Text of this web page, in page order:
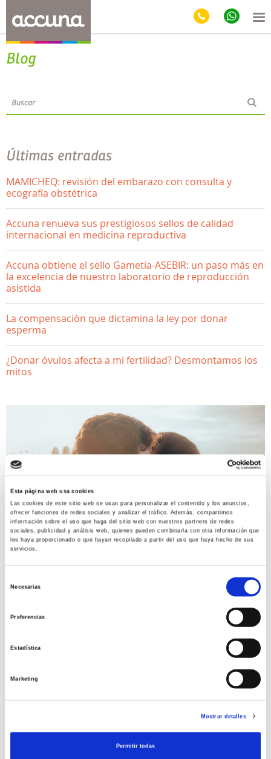
Esta página web usa cookies
Las cookies de este sitio web se usan para personalizar el contenido y los anuncios,
ofrecer funciones de redes sociales y analizar el tráfico. Además, compartimos
información sobre el uso que haga del sitio web con nuestros partners de redes
sociales, publicidad y análisis web, quienes pueden combinarla con otra información que
les haya proporcionado o que hayan recopilado a partir del uso que haya hecho de sus
servicios.
Necesarias
Preferencias
Estadística
Marketing
Mostrar detalles
Permitir todas
Blog
Últimas entradas
MAMICHEQ: revisión del embarazo con consulta y
ecografía obstétrica
Accuna renueva sus prestigiosos sellos de calidad
internacional en medicina reproductiva
Accuna obtiene el sello Gametia-ASEBIR: un paso más en
la excelencia de nuestro laboratorio de reproducción
asistida
La compensación que dictamina la ley por donar
esperma
¿Donar óvulos afecta a mi fertilidad? Desmontamos los
mitos
ACTUALIDAD
durante el embarazo?
Desmontando mitos
temen tener relaciones sexuales por miedo a que
le ocurra algo al bebé, incluso cuando se acerca la
fecha del parto, pero no necesariamente presenta